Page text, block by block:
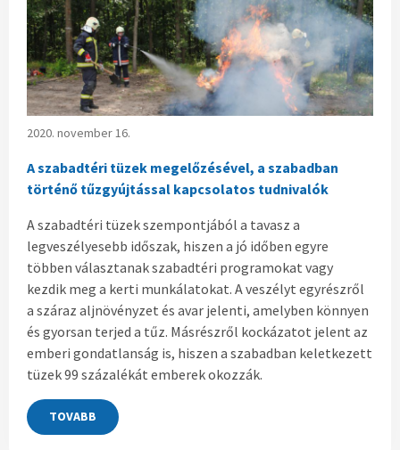
2020. november 16.
A szabadtéri tüzek megelőzésével, a szabadban
történő tűzgyújtással kapcsolatos tudnivalók
A szabadtéri tüzek szempontjából a tavasz a
legveszélyesebb időszak, hiszen a jó időben egyre
többen választanak szabadtéri programokat vagy
kezdik meg a kerti munkálatokat. A veszélyt egyrészről
a száraz aljnövényzet és avar jelenti, amelyben könnyen
és gyorsan terjed a tűz. Másrészről kockázatot jelent az
emberi gondatlanság is, hiszen a szabadban keletkezett
tüzek 99 százalékát emberek okozzák.
TOVABB